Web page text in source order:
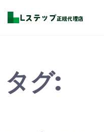
content
タグ: